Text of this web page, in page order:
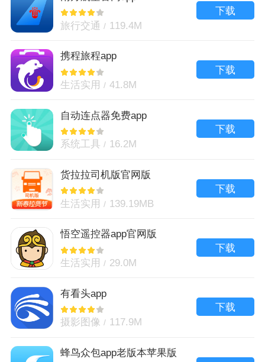
旅行交通 119.4M
下载
携程旅程app
生活实用 41.8M
下载
自动连点器免费app
系统工具 16.2M
下载
货拉拉司机版官网版
生活实用 139.19MB
下载
悟空遥控器app官网版
生活实用 29.0M
下载
有看头app
摄影图像 117.9M
下载
蜂鸟众包app老版本苹果版